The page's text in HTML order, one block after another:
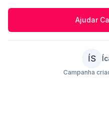
Ajudar
ÍS
Campanha